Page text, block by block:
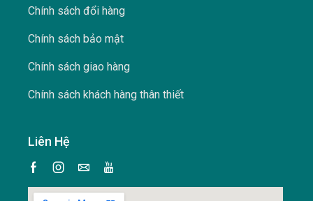
Chính sách đổi hàng
Chính sách bảo mật
Chính sách giao hàng
Chính sách khách hàng thân thiết
Liên Hệ